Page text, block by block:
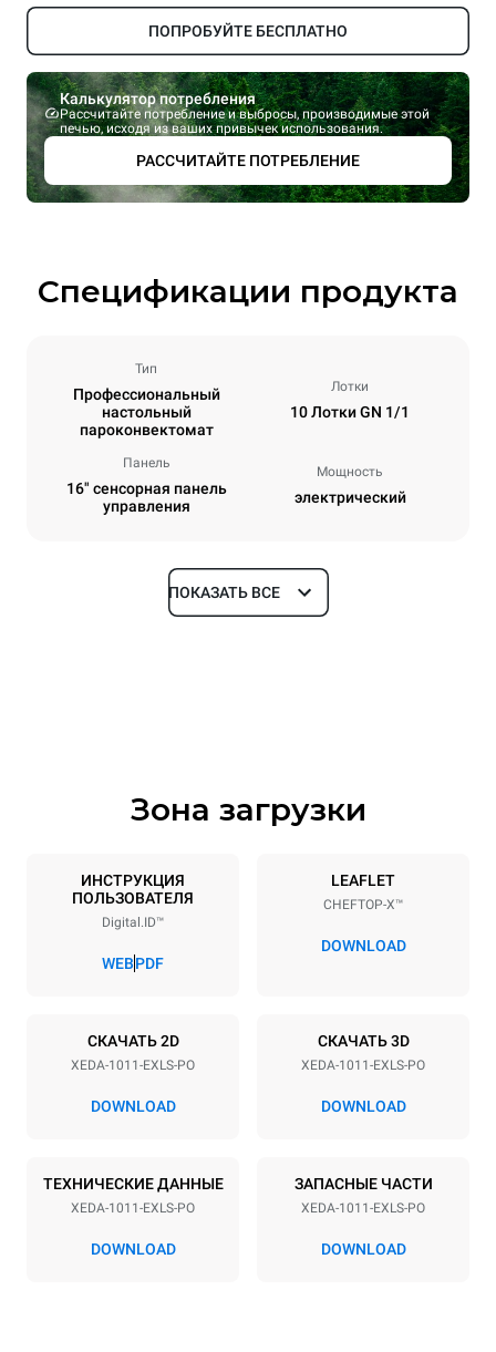
ПОПРОБУЙТЕ БЕСПЛАТНО
Калькулятор потребления
Рассчитайте потребление и выбросы, производимые этой
печью, исходя из ваших привычек использования.
РАССЧИТАЙТЕ ПОТРЕБЛЕНИЕ
Спецификации продукта
Тип
Профессиональный
настольный
пароконвектомат
Лотки
10 Лотки GN 1/1
Панель
16" сенсорная панель
управления
Мощность
электрический
Размеры
Спецификации противней
10 GN 1/1
Расстояние между лотками
67 mm
Напряжение
3~
Příkon
Потребление в квт·ч и выбросы co2
ПОКАЗАТЬ ВСЕ
Зона загрузки
ИНСТРУКЦИЯ
ПОЛЬЗОВАТЕЛЯ
Digital.ID™
WEBPDF
LEAFLET
CHEFTOP-X™
DOWNLOAD
СКАЧАТЬ 2D
XEDA-1011-EXLS-PO
DOWNLOAD
СКАЧАТЬ 3D
XEDA-1011-EXLS-PO
DOWNLOAD
ТЕХНИЧЕСКИЕ ДАННЫЕ
XEDA-1011-EXLS-PO
DOWNLOAD
ЗАПАСНЫЕ ЧАСТИ
XEDA-1011-EXLS-PO
DOWNLOAD